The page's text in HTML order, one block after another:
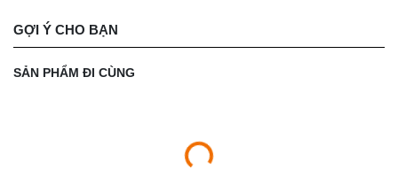
GỢI Ý CHO BẠN
SẢN PHẨM ĐI CÙNG